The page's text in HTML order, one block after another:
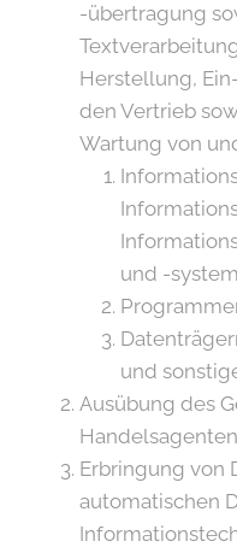
-übertragung
Herstellung,
den Vertrieb
Wartung von
und -
und
Ausübung des
Erbringung von
automatischen